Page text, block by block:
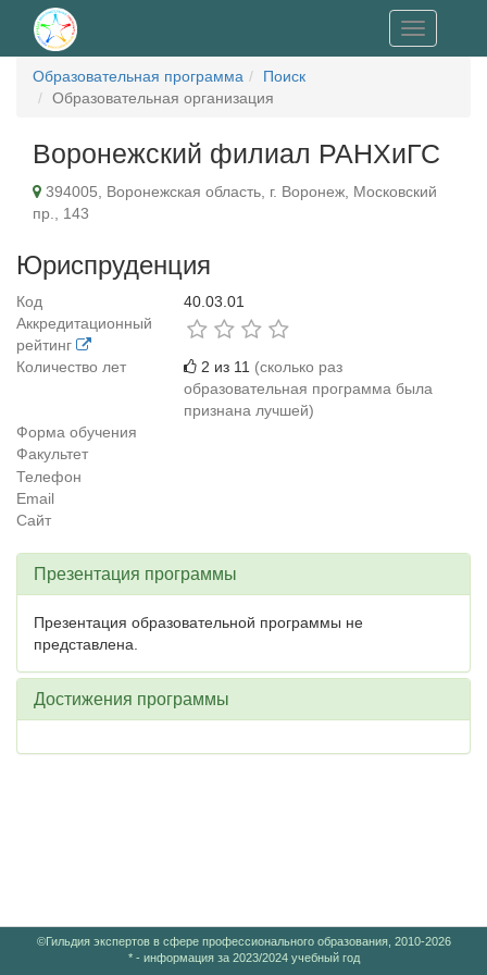
Toggle
navigation
Образовательная программа
Поиск
Образовательная организация
Воронежский филиал РАНХиГС
394005, Воронежская область, г. Воронеж, Московский
пр., 143
Юриспруденция
Код
40.03.01
Аккредитационный
рейтинг
Количество лет
2 из 11 (сколько раз
образовательная программа была
признана лучшей)
Форма обучения
Факультет
Телефон
Email
Сайт
Презентация программы
Презентация образовательной программы не
представлена.
Достижения программы
©Гильдия экспертов в сфере профессионального образования, 2010-2026
* - информация за 2023/2024 учебный год